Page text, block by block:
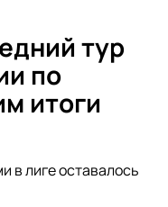
тур
по
итоги
в лиге оставалось